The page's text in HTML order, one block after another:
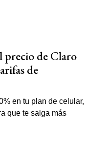
precio de Claro
de